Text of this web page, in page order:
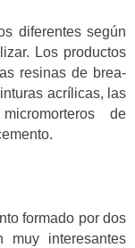
diferentes según
Los productos
resinas de brea-
acrílicas, las
de
formado por dos
muy interesantes